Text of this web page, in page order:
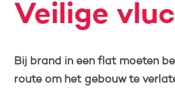
Veilige
Bij brand in een flat moeten
route om het gebouw te